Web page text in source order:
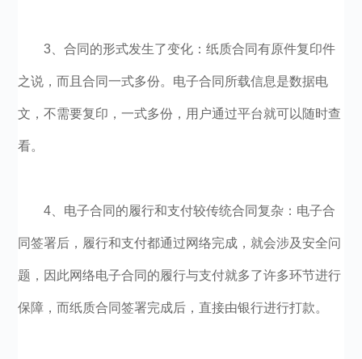
3、合同的形式发生了变化：纸质合同有原件复印件
之说，而且合同一式多份。电子合同所载信息是数据电
文，不需要复印，一式多份，用户通过平台就可以随时查
看。
4、电子合同的履行和支付较传统合同复杂：电子合
同签署后，履行和支付都通过网络完成，就会涉及安全问
题，因此网络电子合同的履行与支付就多了许多环节进行
保障，而纸质合同签署完成后，直接由银行进行打款。